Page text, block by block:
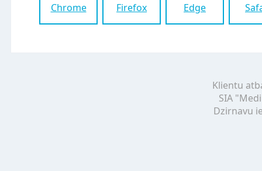
Chrome Firefox Edge
Klientu
SIA
Dzirnavu